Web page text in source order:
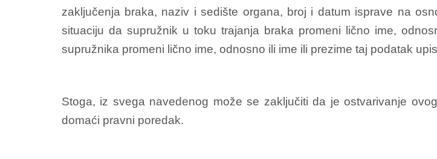
zaključenja braka, naziv i sedište organa, broj i datum isprave na
situaciju da supružnik u toku trajanja braka promeni lično ime,
supružnika promeni lično ime, odnosno ili ime ili prezime taj podatak
Stoga, iz svega navedenog može se zaključiti da je ostvarivanje
domaći pravni poredak.